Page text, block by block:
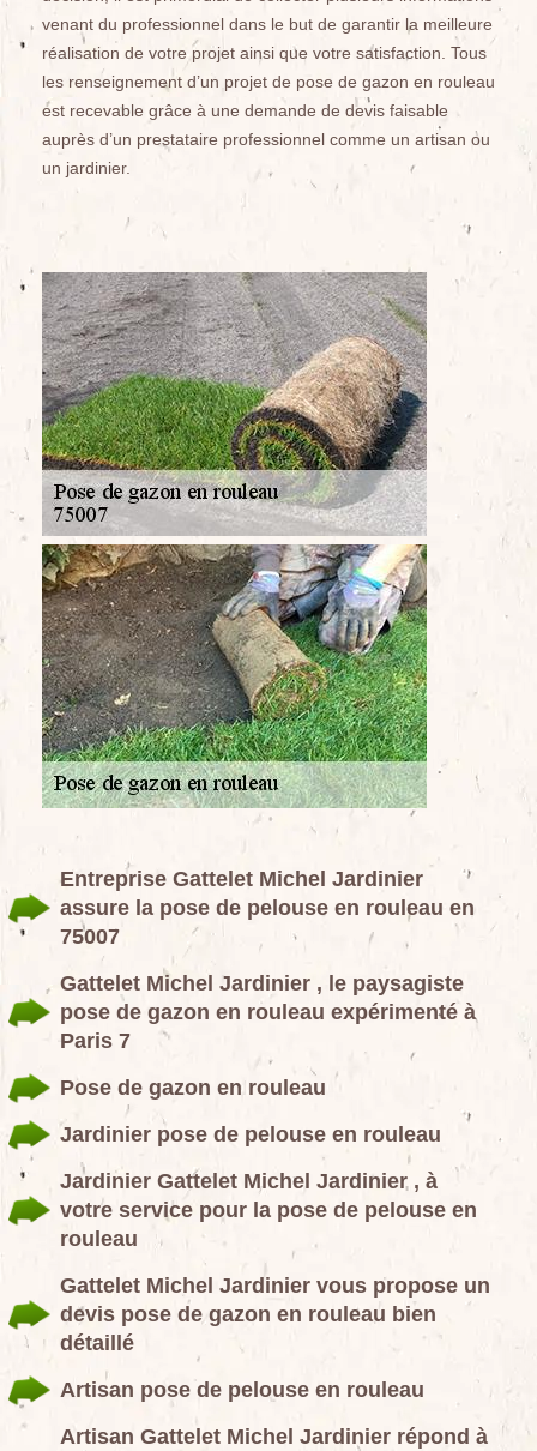
venant du professionnel dans le but de garantir la meilleure
réalisation de votre projet ainsi que votre satisfaction. Tous
les renseignement d’un projet de pose de gazon en rouleau
est recevable grâce à une demande de devis faisable
auprès d’un prestataire professionnel comme un artisan ou
un jardinier.
Entreprise Gattelet Michel Jardinier
assure la pose de pelouse en rouleau en
75007
Gattelet Michel Jardinier , le paysagiste
pose de gazon en rouleau expérimenté à
Paris 7
Pose de gazon en rouleau
Jardinier pose de pelouse en rouleau
Jardinier Gattelet Michel Jardinier , à
votre service pour la pose de pelouse en
rouleau
Gattelet Michel Jardinier vous propose un
devis pose de gazon en rouleau bien
détaillé
Artisan pose de pelouse en rouleau
Artisan Gattelet Michel Jardinier répond à